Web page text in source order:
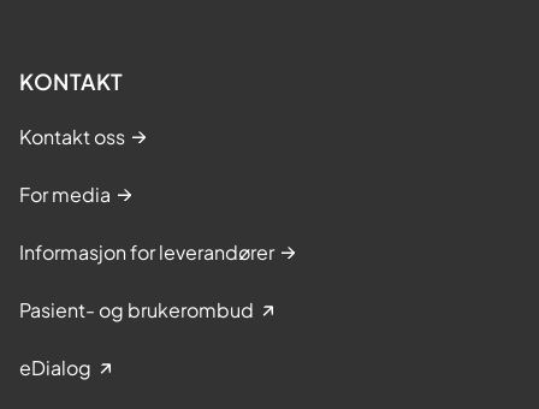
KONTAKT
Kontakt oss
For media
Informasjon for leverandører
Pasient- og brukerombud
eDialog